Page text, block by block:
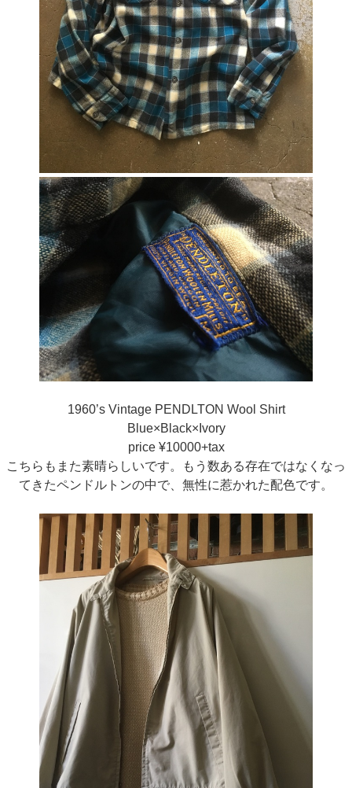
1960’s Vintage PENDLTON Wool Shirt
Blue×Black×Ivory
price ¥10000+tax
こちらもまた素晴らしいです。もう数ある存在ではなくなっ
てきたペンドルトンの中で、無性に惹かれた配色です。